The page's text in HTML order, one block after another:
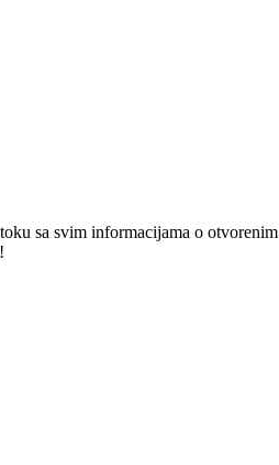
sa svim informacijama o otvorenim